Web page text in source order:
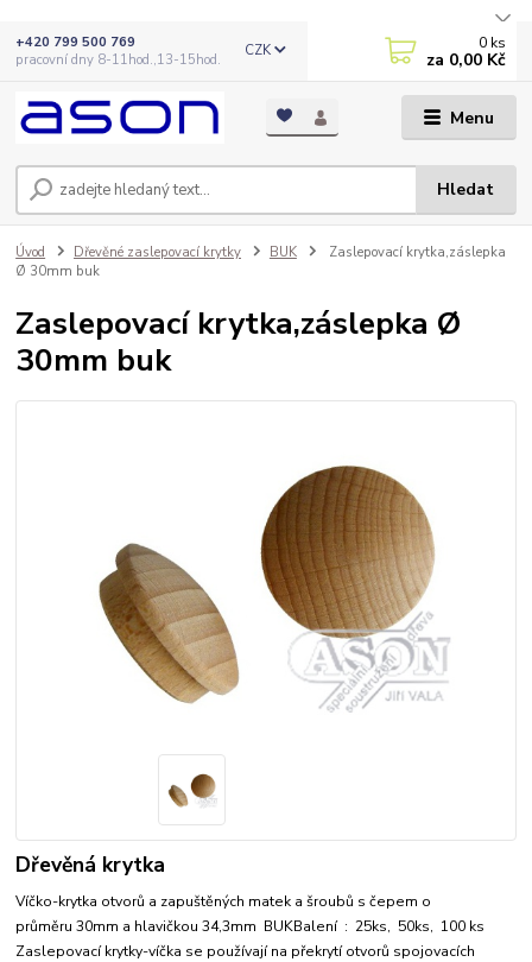
Menu
CZK
Hledat
+420 799 500 769
pracovní dny 8-11hod.,13-15hod.
0 ks
za 0,00 Kč
Úvod Dřevěné zaslepovací krytky BUK
Zaslepovací krytka,záslepka
Ø 30mm buk
Zaslepovací krytka,záslepka Ø
30mm buk
Dřevěná krytka
Víčko-krytka otvorů a zapuštěných matek a šroubů s čepem o
průměru 30mm a hlavičkou 34,3mm BUKBalení : 25ks, 50ks, 100 ks
Zaslepovací krytky-víčka se používají na překrytí otvorů spojovacích